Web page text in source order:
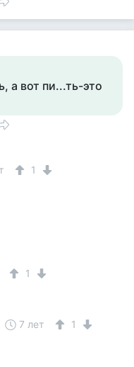
а вот пи...ть-это
1
1
7 лет 1